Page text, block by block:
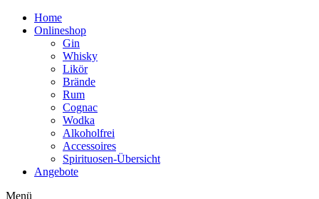
Home
Onlineshop
Gin
Whisky
Likör
Brände
Rum
Cognac
Wodka
Alkoholfrei
Accessoires
Spirituosen-Übersicht
Angebote
Menü